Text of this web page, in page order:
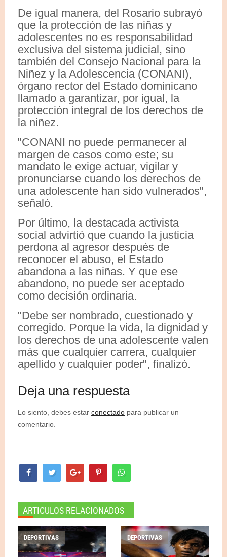
De igual manera, del Rosario subrayó
que la protección de las niñas y
adolescentes no es responsabilidad
exclusiva del sistema judicial, sino
también del Consejo Nacional para la
Niñez y la Adolescencia (CONANI),
órgano rector del Estado dominicano
llamado a garantizar, por igual, la
protección integral de los derechos de
la niñez.
"CONANI no puede permanecer al
margen de casos como este; su
mandato le exige actuar, vigilar y
pronunciarse cuando los derechos de
una adolescente han sido vulnerados",
señaló.
Por último, la destacada activista
social advirtió que cuando la justicia
perdona al agresor después de
reconocer el abuso, el Estado
abandona a las niñas. Y que ese
abandono, no puede ser aceptado
como decisión ordinaria.
"Debe ser nombrado, cuestionado y
corregido. Porque la vida, la dignidad y
los derechos de una adolescente valen
más que cualquier carrera, cualquier
apellido y cualquier poder", finalizó.
Deja una respuesta
Lo siento, debes estar conectado para publicar un
comentario.
ARTICULOS RELACIONADOS
DEPORTIVAS DEPORTIVAS